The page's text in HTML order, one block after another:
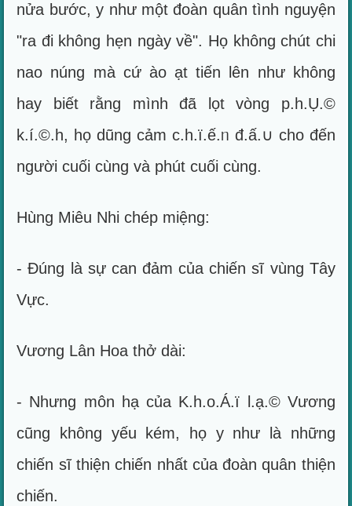
nửa bước, y như một đoàn quân tình nguyện
"ra đi không hẹn ngày về". Họ không chút chi
nao núng mà cứ ào ạt tiến lên như không
hay biết rằng mình đã lọt vòng p.h.Ụ.©
k.í.©.h, họ dũng cảm c.h.ï.ế.ᥒ đ.ấ.∪ cho đến
người cuối cùng và phút cuối cùng.
Hùng Miêu Nhi chép miệng:
- Đúng là sự can đảm của chiến sĩ vùng Tây
Vực.
Vương Lân Hoa thở dài:
- Nhưng môn hạ của K.h.o.Á.ï l.ạ.© Vương
cũng không yếu kém, họ y như là những
chiến sĩ thiện chiến nhất của đoàn quân thiện
chiến.